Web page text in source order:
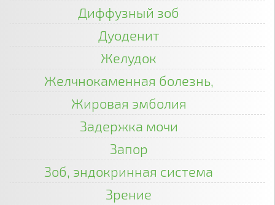
Диффузный зоб
Дуоденит
Желудок
Желчнокаменная болезнь,
Жировая эмболия
Задержка мочи
Запор
Зоб, эндокринная система
Зрение